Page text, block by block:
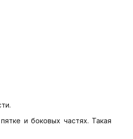
и боковых частях. Такая